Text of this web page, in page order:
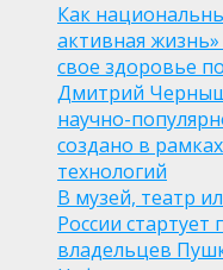
Как
активная
свое здоровье
Дмитрий
научно-
создано в
технологий
В музей, театр
России стартует
владельцев